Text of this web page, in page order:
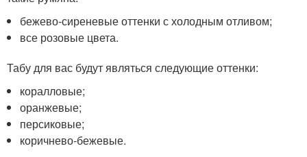
бежево-сиреневые оттенки с холодным отливом;
все розовые цвета.
Табу для вас будут являться следующие оттенки:
коралловые;
оранжевые;
персиковые;
коричнево-бежевые.